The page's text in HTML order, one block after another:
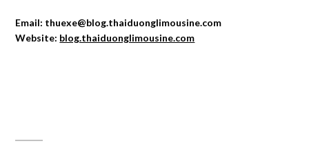
Email: thuexe@blog.thaiduonglimousine.com
Website: blog.thaiduonglimousine.com